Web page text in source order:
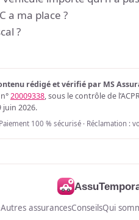
a ma place ?
?
rédigé et vérifié par MS
20009338, sous le contrôle de
juin 2026.
Paiement 100 % sécurisé · Réclamation :
Autres assurancesConseilsQui